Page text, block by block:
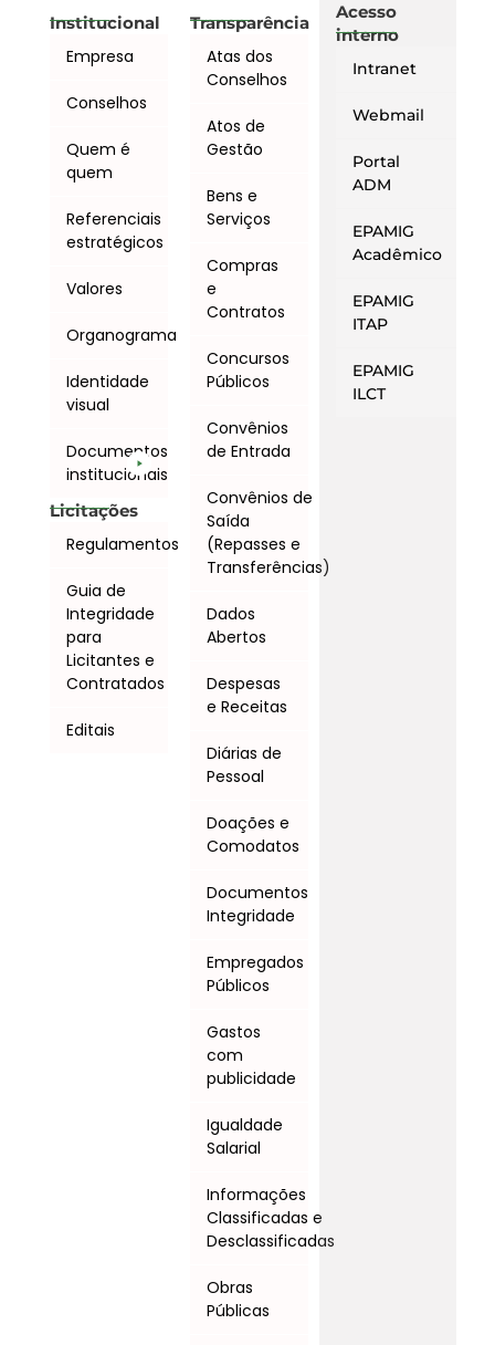
Institucional
Empresa
Conselhos
Quem é
quem
Referenciais
estratégicos
Valores
Organograma
Identidade
visual
Documentos
institucionais
Licitações
Regulamentos
Guia de
Integridade
para
Licitantes e
Contratados
Editais
Transparência
Atas dos
Conselhos
Atos de
Gestão
Bens e
Serviços
Compras
e
Contratos
Concursos
Públicos
Convênios
de Entrada
Convênios de
Saída
(Repasses e
Transferências)
Dados
Abertos
Despesas
e Receitas
Diárias de
Pessoal
Doações e
Comodatos
Documentos
Integridade
Empregados
Públicos
Gastos
com
publicidade
Igualdade
Salarial
Informações
Classificadas e
Desclassificadas
Obras
Públicas
Acesso
interno
Intranet
Webmail
Portal
ADM
EPAMIG
Acadêmico
EPAMIG
ITAP
EPAMIG
ILCT